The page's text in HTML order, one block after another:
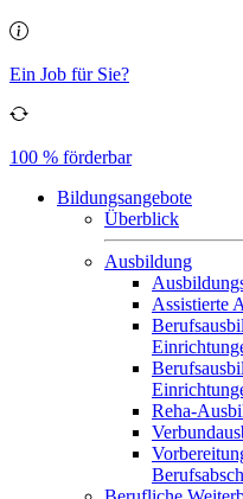
Ein Job für Sie?
100 % förderbar
Bildungsangebote
Überblick
Ausbildung
Assistierte
Reha-